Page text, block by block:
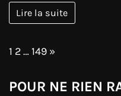
Lire la suite
Page:
1 2…149 Next
»
POUR NE RIEN